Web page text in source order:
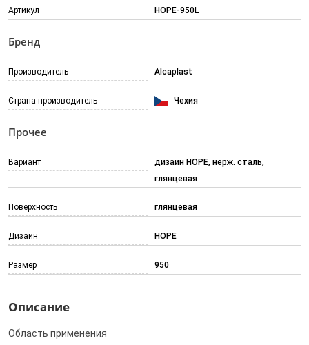
Артикул HOPE-950L
Бренд
Производитель Alcaplast
Страна-производитель Чехия
Прочее
Вариант
дизайн HOPE, нерж. сталь,
глянцевая
Поверхность глянцевая
Дизайн HOPE
Размер 950
Описание
Область применения